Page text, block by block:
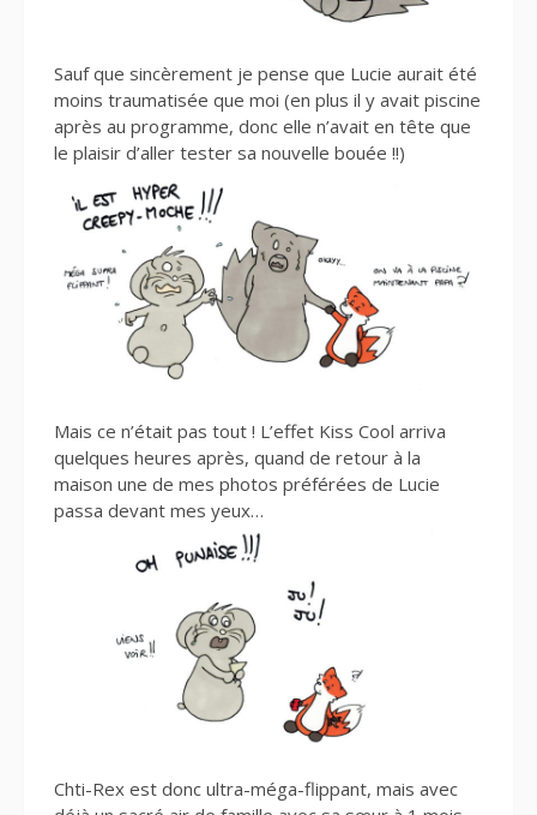
Sauf que sincèrement je pense que Lucie aurait été
moins traumatisée que moi (en plus il y avait piscine
après au programme, donc elle n’avait en tête que
le plaisir d’aller tester sa nouvelle bouée !!)
Mais ce n’était pas tout ! L’effet Kiss Cool arriva
quelques heures après, quand de retour à la
maison une de mes photos préférées de Lucie
passa devant mes yeux…
Chti-Rex est donc ultra-méga-flippant, mais avec